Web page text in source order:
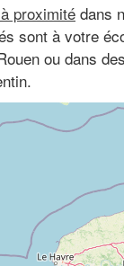
proximitédans
sont à votre
ou dans